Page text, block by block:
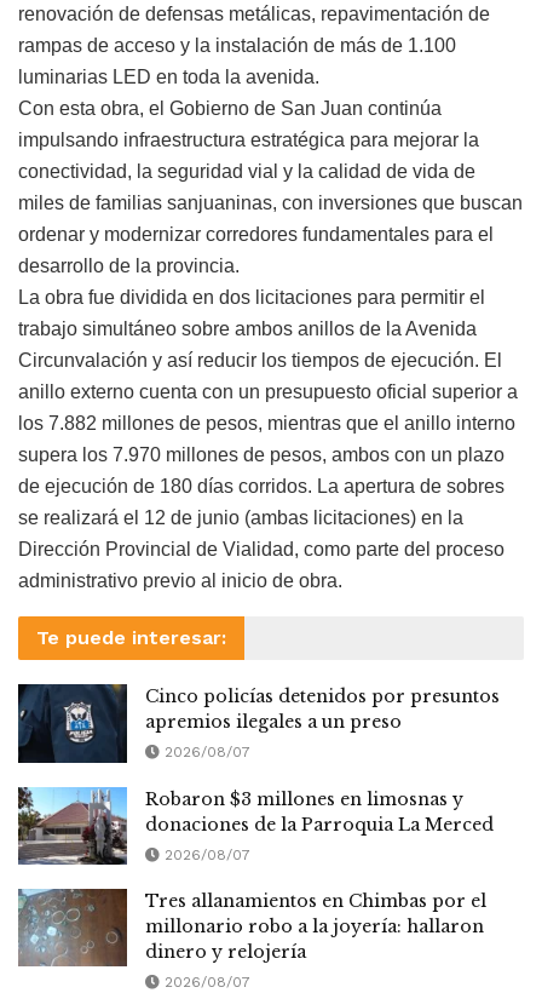
renovación de defensas metálicas, repavimentación de
rampas de acceso y la instalación de más de 1.100
luminarias LED en toda la avenida.
Con esta obra, el Gobierno de San Juan continúa
impulsando infraestructura estratégica para mejorar la
conectividad, la seguridad vial y la calidad de vida de
miles de familias sanjuaninas, con inversiones que buscan
ordenar y modernizar corredores fundamentales para el
desarrollo de la provincia.
La obra fue dividida en dos licitaciones para permitir el
trabajo simultáneo sobre ambos anillos de la Avenida
Circunvalación y así reducir los tiempos de ejecución. El
anillo externo cuenta con un presupuesto oficial superior a
los 7.882 millones de pesos, mientras que el anillo interno
supera los 7.970 millones de pesos, ambos con un plazo
de ejecución de 180 días corridos. La apertura de sobres
se realizará el 12 de junio (ambas licitaciones) en la
Dirección Provincial de Vialidad, como parte del proceso
administrativo previo al inicio de obra.
Te puede interesar:
Cinco policías detenidos por presuntos
apremios ilegales a un preso
2026/08/07
Robaron $3 millones en limosnas y
donaciones de la Parroquia La Merced
2026/08/07
Tres allanamientos en Chimbas por el
millonario robo a la joyería: hallaron
dinero y relojería
2026/08/07